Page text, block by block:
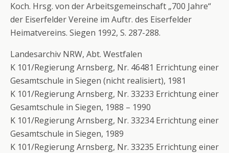
Koch. Hrsg. von der Arbeitsgemeinschaft „700 Jahre“
der Eiserfelder Vereine im Auftr. des Eiserfelder
Heimatvereins. Siegen 1992, S. 287-288.
Landesarchiv NRW, Abt. Westfalen
K 101/Regierung Arnsberg, Nr. 46481 Errichtung einer
Gesamtschule in Siegen (nicht realisiert), 1981
K 101/Regierung Arnsberg, Nr. 33233 Errichtung einer
Gesamtschule in Siegen, 1988 – 1990
K 101/Regierung Arnsberg, Nr. 33234 Errichtung einer
Gesamtschule in Siegen, 1989
K 101/Regierung Arnsberg, Nr. 33235 Errichtung einer